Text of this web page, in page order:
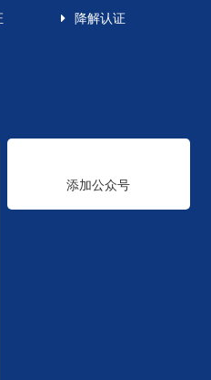
降解认证
添加公众号